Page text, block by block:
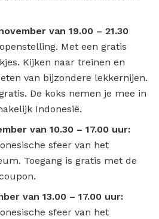
van 19.00 – 21.30
Met een gratis
Kijken naar treinen en
van bijzondere lekkernijen.
De koks nemen je mee in
Indonesië.
van 10.30 – 17.00 uur:
sfeer van het
Toegang is gratis met de
van 13.00 – 17.00 uur:
sfeer van het